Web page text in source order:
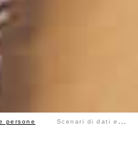
persone Scenari di dati e strategie